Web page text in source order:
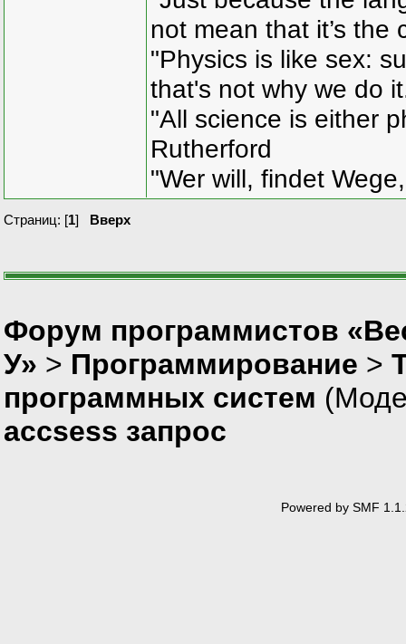
not mean that it’s the
"Physics is like sex:
that's not why we do
"All science is either
Rutherford
"Wer will, findet
Страниц: [1] Вверх
Форум программистов
У» > Программирование >
программных систем
accsess запрос
Powered by SMF